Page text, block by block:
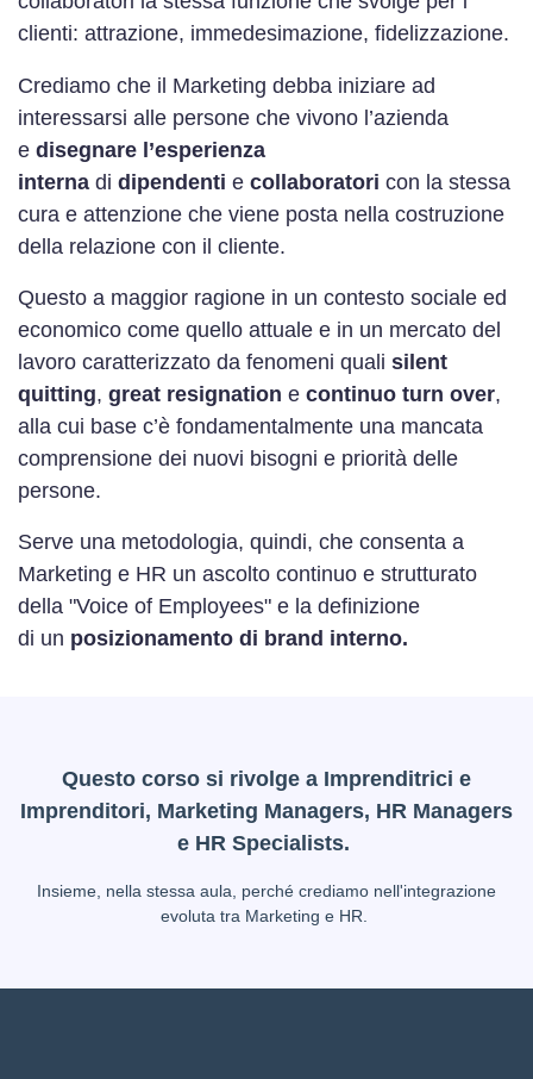
clienti: attrazione, immedesimazione, fidelizzazione.
Crediamo che il Marketing debba iniziare ad
interessarsi alle persone che vivono l’azienda
e disegnare l’esperienza
interna di dipendenti e collaboratori con la stessa
cura e attenzione che viene posta nella costruzione
della relazione con il cliente.
Questo a maggior ragione in un contesto sociale ed
economico come quello attuale e in un mercato del
lavoro caratterizzato da fenomeni quali silent
quitting, great resignation e continuo turn over,
alla cui base c’è fondamentalmente una mancata
comprensione dei nuovi bisogni e priorità delle
persone.
Serve una metodologia, quindi, che consenta a
Marketing e HR un ascolto continuo e strutturato
della "Voice of Employees" e la definizione
di un posizionamento di brand interno.
Questo corso si rivolge a Imprenditrici e
Imprenditori, Marketing Managers, HR Managers
e HR Specialists.
Insieme, nella stessa aula, perché crediamo nell'integrazione
evoluta tra Marketing e HR.